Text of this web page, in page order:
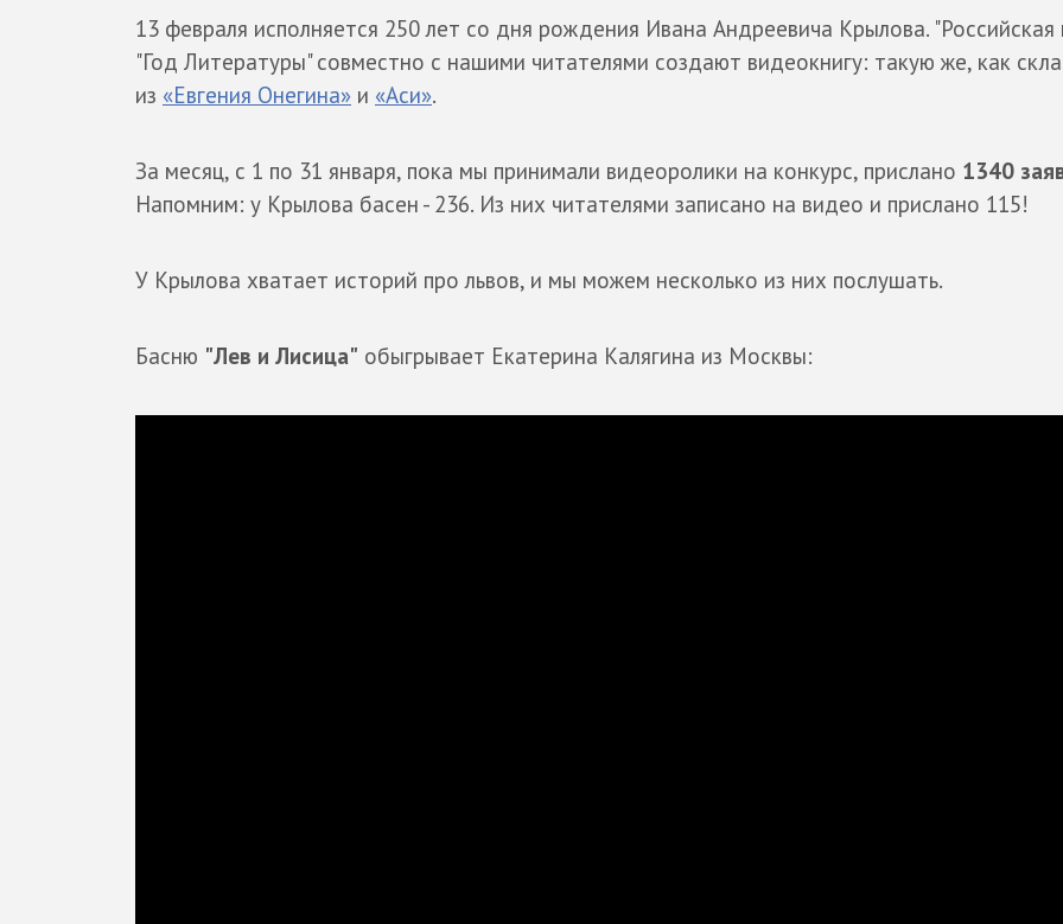
13 февраля исполняется 250 лет со дня рождения Ивана Андреевича Крылова. "Российская
"Год Литературы" совместно с нашими читателями создают видеокнигу: такую же, как
из «Евгения Онегина» и «Аси».
За месяц, с 1 по 31 января, пока мы принимали видеоролики на конкурс, прислано 1340
Напомним: у Крылова басен - 236. Из них читателями записано на видео и прислано 115!
У Крылова хватает историй про львов, и мы можем несколько из них послушать.
Басню "Лев и Лисица" обыгрывает Екатерина Калягина из Москвы: